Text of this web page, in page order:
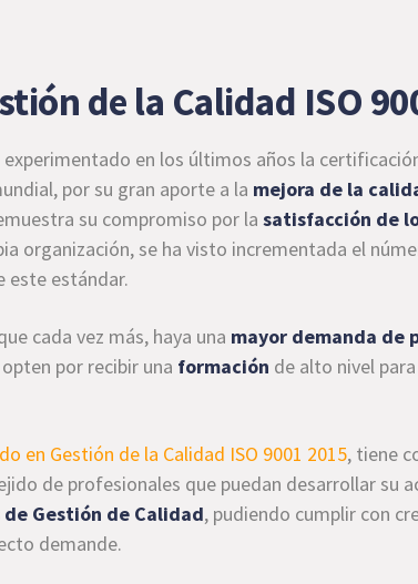
de la Calidad ISO
experimentado en los últimos años la
por su gran aporte a la mejora de la
su compromiso por la satisfacción de
organización, se ha visto incrementada el
este estándar.
cada vez más, haya una mayor demanda de
por recibir una formación de alto nivel
en Gestión de la Calidad ISO 9001 2015, tiene
de profesionales que puedan desarrollar su
Gestión de Calidad, pudiendo cumplir con
demande.